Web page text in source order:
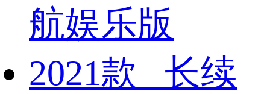
航娱乐版
2021款 长续